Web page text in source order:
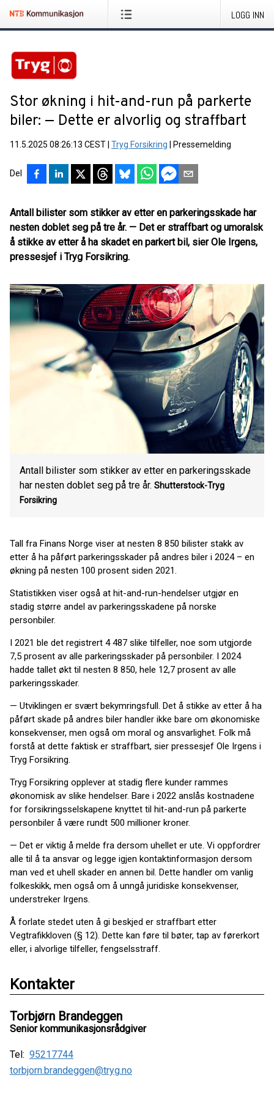
LOGG INN
Stor økning i hit-and-run på parkerte
biler: — Dette er alvorlig og straffbart
11.5.2025 08:26:13 CEST Tryg Forsikring Pressemelding
Del
Antall bilister som stikker av etter en parkeringsskade har
nesten doblet seg på tre år. — Det er straffbart og umoralsk
å stikke av etter å ha skadet en parkert bil, sier Ole Irgens,
pressesjef i Tryg Forsikring.
Antall bilister som stikker av etter en parkeringsskade
har nesten doblet seg på tre år. Shutterstock-Tryg
Forsikring
Tall fra Finans Norge viser at nesten 8 850 bilister stakk av
etter å ha påført parkeringsskader på andres biler i 2024 – en
økning på nesten 100 prosent siden 2021.
Statistikken viser også at hit-and-run-hendelser utgjør en
stadig større andel av parkeringsskadene på norske
personbiler.
I 2021 ble det registrert 4 487 slike tilfeller, noe som utgjorde
7,5 prosent av alle parkeringsskader på personbiler. I 2024
hadde tallet økt til nesten 8 850, hele 12,7 prosent av alle
parkeringsskader.
— Utviklingen er svært bekymringsfull. Det å stikke av etter å ha
påført skade på andres biler handler ikke bare om økonomiske
konsekvenser, men også om moral og ansvarlighet. Folk må
forstå at dette faktisk er straffbart, sier pressesjef Ole Irgens i
Tryg Forsikring.
Tryg Forsikring opplever at stadig flere kunder rammes
økonomisk av slike hendelser. Bare i 2022 anslås kostnadene
for forsikringsselskapene knyttet til hit-and-run på parkerte
personbiler å være rundt 500 millioner kroner.
— Det er viktig å melde fra dersom uhellet er ute. Vi oppfordrer
alle til å ta ansvar og legge igjen kontaktinformasjon dersom
man ved et uhell skader en annen bil. Dette handler om vanlig
folkeskikk, men også om å unngå juridiske konsekvenser,
understreker Irgens.
Å forlate stedet uten å gi beskjed er straffbart etter
Vegtrafikkloven (§ 12). Dette kan føre til bøter, tap av førerkort
eller, i alvorlige tilfeller, fengselsstraff.
Kontakter
Torbjørn Brandeggen
Senior kommunikasjonsrådgiver
Tel: 95217744
torbjorn.brandeggen@tryg.no